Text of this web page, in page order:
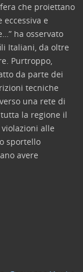
che proiettano
eccessiva e
ha osservato
Italiani, da oltre
Purtroppo,
da parte dei
tecniche
una rete di
la regione il
alle
sportello
avere